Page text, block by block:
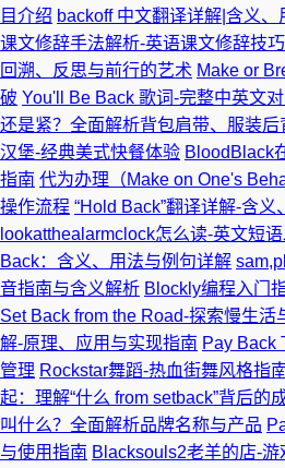
目介绍 backoff 中文翻译详解|含义、
课文修辞手法解析-英语课文修辞技
回溯、反思与前行的艺术 Make or
破 You'll Be Back 歌词-完整中英文
还是紧？全面解析背包肩带、服装后
汉堡-经典美式快餐体验 BloodBlack
指南 代为办理（Make on One's
操作流程 “Hold Back”翻译详解-含
lookatthealarmclock怎么读-英文短
Back：含义、用法与例句详解
音指南与含义解析 Blockly编程入门
Set Back from the Road-探索慢生活
解-原理、应用与实现指南 Pay Back
管理 Rockstar舞蹈-热血街舞风格指
起：理解“什么 from setback”背后的
叫什么？全面解析品牌名称与产品
与使用指南 Blacksouls2老羊的店-